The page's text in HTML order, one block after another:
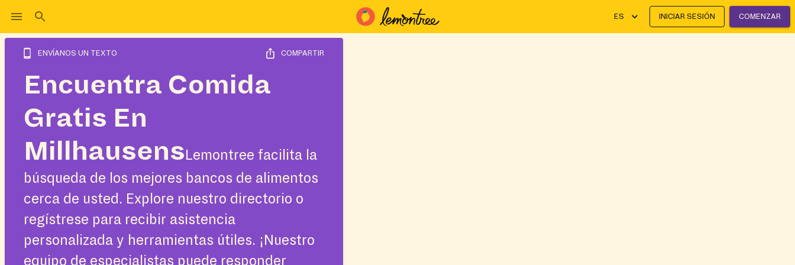
ES INICIAR SESIÓN COMENZAR
ENVÍANOS UN TEXTO COMPARTIR
Encuentra Comida
Gratis En
Millhausens Lemontree facilita la
búsqueda de los mejores bancos de alimentos
cerca de usted. Explore nuestro directorio o
regístrese para recibir asistencia
personalizada y herramientas útiles. ¡Nuestro
equipo de especialistas puede responder